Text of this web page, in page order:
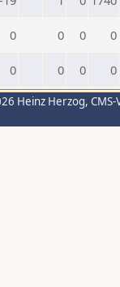
0 0 0 0
0 0 0 0
Heinz Herzog,